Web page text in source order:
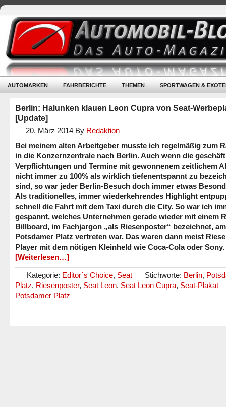
AUTOMARKEN FAHRBERICHTE THEMEN SPORTWAGEN &
Berlin: Halunken klauen Leon Cupra von Seat-
[Update]
20. März 2014 By Redaktion
Bei meinem alten Arbeitgeber musste ich regelmäßig zum
in die Konzernzentrale nach Berlin. Auch wenn die
Verpflichtungen und Termine mit gewonnenem zeitlichem
nicht immer zu 100% als wirklich tiefenentspannt zu
sind, so war jeder Berlin-Besuch doch immer etwas
Als traditionelles, immer wiederkehrendes Highlight
schnell die Fahrt mit dem Taxi durch die City. So war ich
gespannt, welches Unternehmen gerade wieder mit einem
Billboard, im Fachjargon „als Riesenposter“ bezeichnet, am
Potsdamer Platz vertreten war. Das waren dann meist
Player mit dem nötigen Kleinheld wie Coca-Cola oder Sony.
[Weiterlesen…]
Kategorie: Editor´s Choice, Seat Stichworte: Berlin,
Platz, Riesenposter, Seat Leon, Seat Leon Cupra, Seat-Plakat
Potsdamer Platz